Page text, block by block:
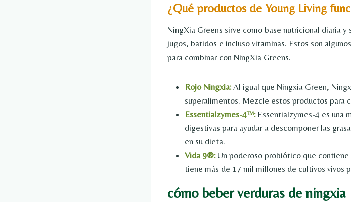
¿Qué productos de Young Living
NingXia Greens sirve como base nutricional diaria
jugos, batidos e incluso vitaminas. Estos son
para combinar con NingXia Greens.
Rojo Ningxia:Al igual que Ningxia Green,
superalimentos. Mezcle estos productos para
Essentialzymes-4™:Essentialzymes-4 es una
digestivas para ayudar a descomponer las
en su dieta.
Vida 9®: Un poderoso probiótico que
tiene más de 17 mil millones de cultivos vivos
cómo beber verduras de ningxia